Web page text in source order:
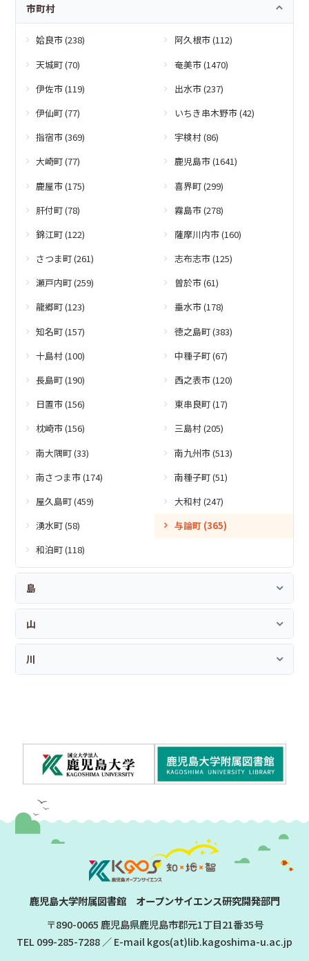
市町村
姶良市 (238)
阿久根市 (112)
天城町 (70)
奄美市 (1470)
伊佐市 (119)
出水市 (237)
伊仙町 (77)
いちき串木野市 (42)
指宿市 (369)
宇検村 (86)
大崎町 (77)
鹿児島市 (1641)
鹿屋市 (175)
喜界町 (299)
肝付町 (78)
霧島市 (278)
錦江町 (122)
薩摩川内市 (160)
さつま町 (261)
志布志市 (125)
瀬戸内町 (259)
曽於市 (61)
龍郷町 (123)
垂水市 (178)
知名町 (157)
徳之島町 (383)
十島村 (100)
中種子町 (67)
長島町 (190)
西之表市 (120)
日置市 (156)
東串良町 (17)
枕崎市 (156)
三島村 (205)
南大隅町 (33)
南九州市 (513)
南さつま市 (174)
南種子町 (51)
屋久島町 (459)
大和村 (247)
湧水町 (58)
与論町 (365)
和泊町 (118)
島
山
川
鹿児島大学附属図書館 オープンサイエンス研究開発部門
〒890-0065 鹿児島県鹿児島市郡元1丁目21番35号
TEL 099-285-7288 ／ E-mail kgos(at)lib.kagoshima-u.ac.jp